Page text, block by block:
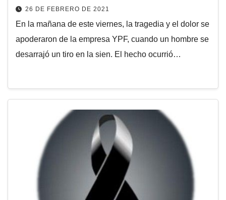
26 DE FEBRERO DE 2021
En la mañana de este viernes, la tragedia y el dolor se
apoderaron de la empresa YPF, cuando un hombre se
desarrajó un tiro en la sien. El hecho ocurrió…